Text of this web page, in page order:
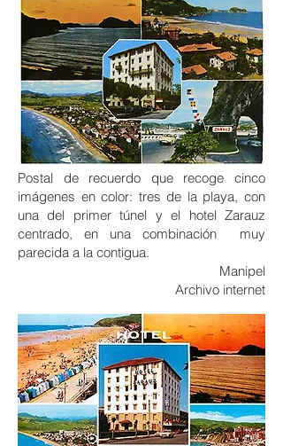
Postal de recuerdo que recoge cinco
imágenes en color: tres de la playa, con
una del primer túnel y el hotel Zarauz
centrado, en una combinación muy
parecida a la contigua.
Manipel
Archivo internet